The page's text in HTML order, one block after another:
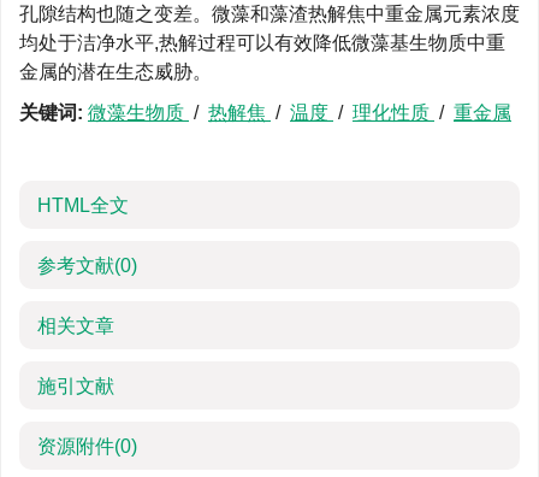
孔隙结构也随之变差。微藻和藻渣热解焦中重金属元素浓度
均处于洁净水平,热解过程可以有效降低微藻基生物质中重
金属的潜在生态威胁。
关键词: 微藻生物质 / 热解焦 / 温度 / 理化性质 / 重金属
HTML全文
参考文献(0)
相关文章
施引文献
资源附件(0)